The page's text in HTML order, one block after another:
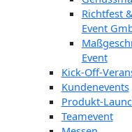
Richtfest
Event
Event
Kick-Off-
Kundenevents
Produkt-
Teamevent